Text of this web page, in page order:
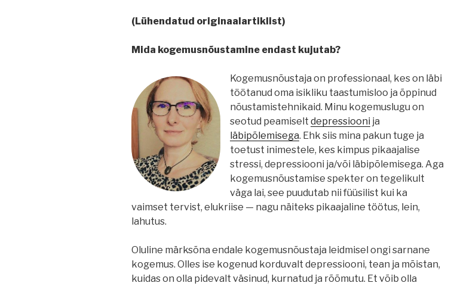
(Lühendatud originaalartiklist)
Mida kogemusnõustamine endast kujutab?
Kogemusnõustaja on professionaal, kes on läbi
töötanud oma isikliku taastumisloo ja õppinud
nõustamistehnikaid. Minu kogemuslugu on
seotud peamiselt depressiooni ja
läbipõlemisega. Ehk siis mina pakun tuge ja
toetust inimestele, kes kimpus pikaajalise
stressi, depressiooni ja/või läbipõlemisega. Aga
kogemusnõustamise spekter on tegelikult
väga lai, see puudutab nii füüsilist kui ka
vaimset tervist, elukriise — nagu näiteks pikaajaline töötus, lein,
lahutus.
Oluline märksõna endale kogemusnõustaja leidmisel ongi sarnane
kogemus. Olles ise kogenud korduvalt depressiooni, tean ja mõistan,
kuidas on olla pidevalt väsinud, kurnatud ja rõõmutu. Et võib olla